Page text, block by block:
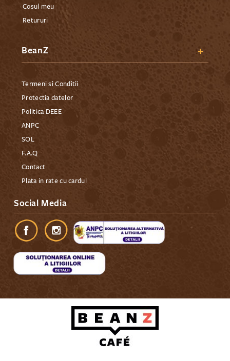
Cosul meu
Retururi
BeanZ
Termeni si Conditii
Protectia datelor
Politica DEEE
ANPC
SOL
F.A.Q
Contact
Plata in rate cu cardul
Social Media